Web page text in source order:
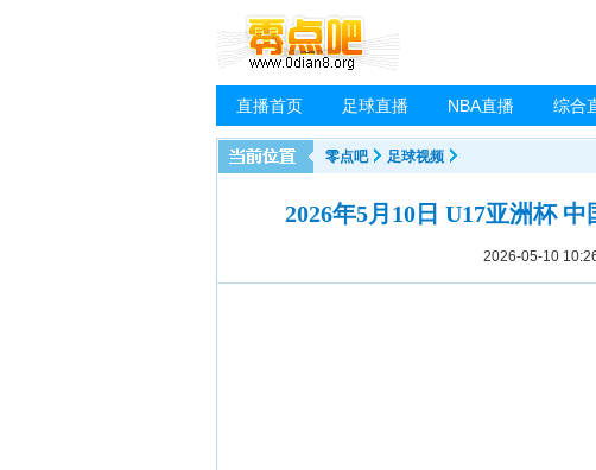
直播首页 足球直播 NBA直播 综合
零点吧 足球视频
2026年5月10日 U17亚洲杯
2026-05-10